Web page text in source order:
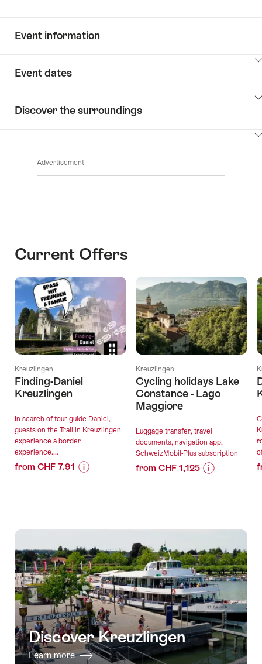
Event information
Event dates
Discover the surroundings
Advertisement
Current Offers
Kreuzlingen
Finding-Daniel
Kreuzlingen
In search of tour guide Daniel,
guests on the Trail in Kreuzlingen
experience a border
experience....
from CHF 7.91
Daniel
-
31.12.2026
Kreuzlingen
Cycling holidays Lake
Constance - Lago
Maggiore
Luggage transfer, travel
documents, navigation app,
SchweizMobil-Plus subscription
from CHF 1,125
holidays
Lake
Constance
-
Lago
Maggiore"
valid:
-
26.09.2027
Discover Kreuzlingen
Learn more